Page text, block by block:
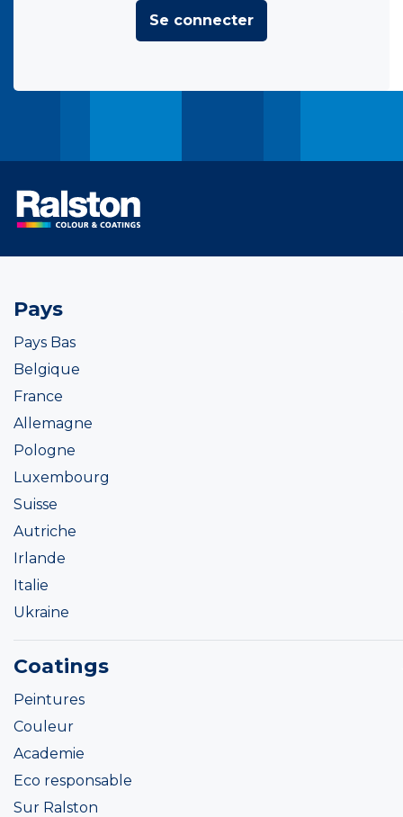
Se connecter
Pays
Pays Bas
Belgique
France
Allemagne
Pologne
Luxembourg
Suisse
Autriche
Irlande
Italie
Ukraine
Coatings
Peintures
Couleur
Academie
Eco responsable
Sur Ralston